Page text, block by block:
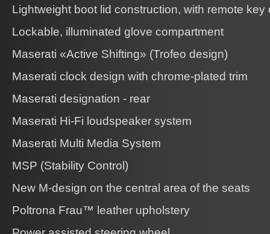
Lightweight boot lid construction, with remote key
Lockable, illuminated glove compartment
Maserati «Active Shifting» (Trofeo design)
Maserati clock design with chrome-plated trim
Maserati designation - rear
Maserati Hi-Fi loudspeaker system
Maserati Multi Media System
MSP (Stability Control)
New M-design on the central area of the seats
Poltrona Frau™ leather upholstery